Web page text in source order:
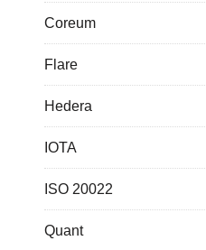
Coreum
Flare
Hedera
IOTA
ISO 20022
Quant